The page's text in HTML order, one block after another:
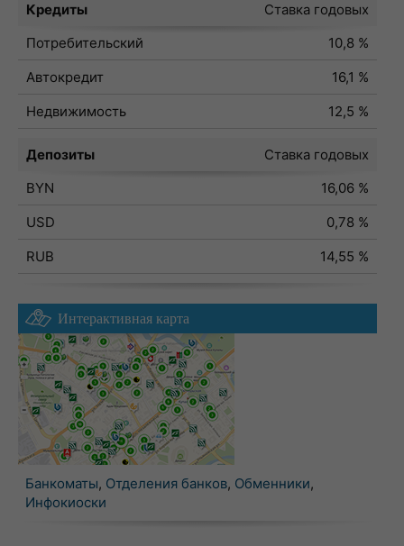
Кредиты
Ставка годовых
Потребительский
10,8 %
Автокредит
16,1 %
Недвижимость
12,5 %
Депозиты
Ставка годовых
BYN
16,06 %
USD
0,78 %
RUB
14,55 %
Интерактивная карта
Банкоматы, Отделения банков, Обменники,
Инфокиоски